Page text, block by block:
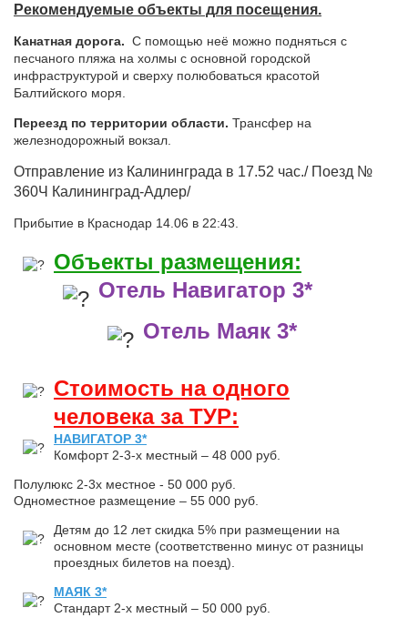
Рекомендуемые объекты для посещения.
Канатная дорога. С помощью неё можно подняться с
песчаного пляжа на холмы с основной городской
инфраструктурой и сверху полюбоваться красотой
Балтийского моря.
Переезд по территории области. Трансфер на
железнодорожный вокзал.
Отправление из Калининграда в 17.52 час./ Поезд №
360Ч Калининград-Адлер/
Прибытие в Краснодар 14.06 в 22:43.
Объекты размещения:
Отель Навигатор 3*
Отель Маяк 3*
Стоимость на одного
человека за ТУР:
НАВИГАТОР 3*
Комфорт 2-3-х местный – 48 000 руб.
Полулюкс 2-3х местное - 50 000 руб.
Одноместное размещение – 55 000 руб.
Детям до 12 лет скидка 5% при размещении на
основном месте (соответственно минус от разницы
проездных билетов на поезд).
МАЯК 3*
Стандарт 2-х местный – 50 000 руб.